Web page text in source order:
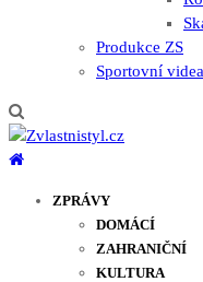
Produkce ZS
Sportovní videa
ZPRÁVY
DOMÁCÍ
ZAHRANIČNÍ
KULTURA